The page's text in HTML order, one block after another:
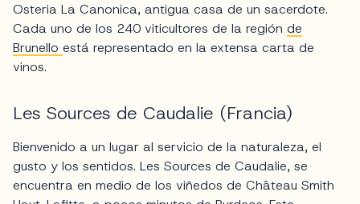
Osteria La Canonica, antigua casa de un sacerdote.
Cada uno de los 240 viticultores de la región de
Brunello está representado en la extensa carta de
vinos.
Les Sources de Caudalie (Francia)
Bienvenido a un lugar al servicio de la naturaleza, el
gusto y los sentidos. Les Sources de Caudalie, se
encuentra en medio de los viñedos de Château Smith